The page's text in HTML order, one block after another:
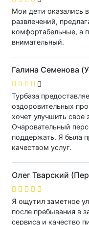
Мои дети оказались
развлечений,
комфортабельные, а
внимательный.
Галина Семенова
Турбаза
оздоровительных
хочет улучшить
Очаровательный
поддержать. Я была
качеством услуг.
Олег Тварский
Я ощутил заметное
после пребывания в
сервиса и качество